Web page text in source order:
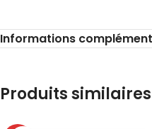
Informations
Produits similaires